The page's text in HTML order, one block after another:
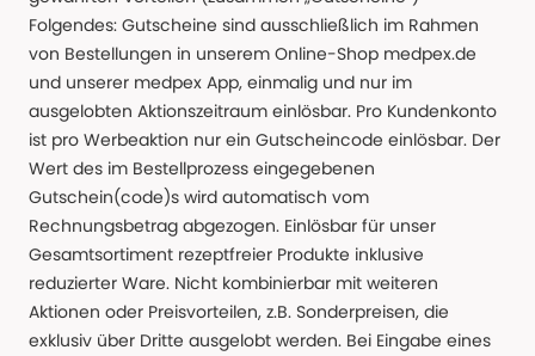
Folgendes: Gutscheine sind ausschließlich im Rahmen
von Bestellungen in unserem Online-Shop medpex.de
und unserer medpex App, einmalig und nur im
ausgelobten Aktionszeitraum einlösbar. Pro Kundenkonto
ist pro Werbeaktion nur ein Gutscheincode einlösbar. Der
Wert des im Bestellprozess eingegebenen
Gutschein(code)s wird automatisch vom
Rechnungsbetrag abgezogen. Einlösbar für unser
Gesamtsortiment rezeptfreier Produkte inklusive
reduzierter Ware. Nicht kombinierbar mit weiteren
Aktionen oder Preisvorteilen, z.B. Sonderpreisen, die
exklusiv über Dritte ausgelobt werden. Bei Eingabe eines